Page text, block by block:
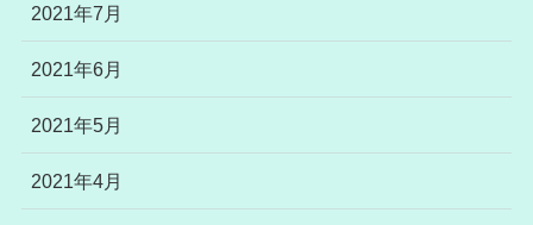
2021年7月
2021年6月
2021年5月
2021年4月